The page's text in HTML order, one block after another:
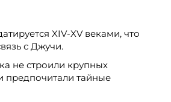
XIV-XV веками, что
с Джучи.
не строили крупных
предпочитали тайные